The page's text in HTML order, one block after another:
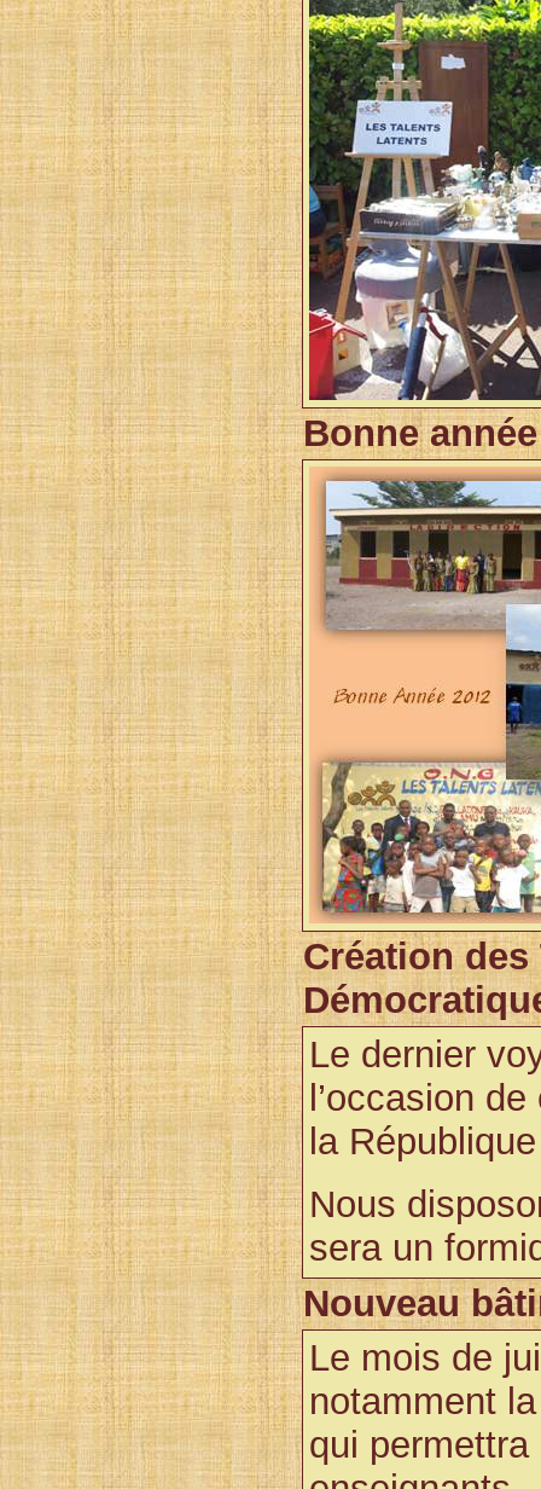
Bonne
Création
Le dernier
l’occasion
la
Nous
sera un
Nouveau
Le mois de
notamment
qui permettra